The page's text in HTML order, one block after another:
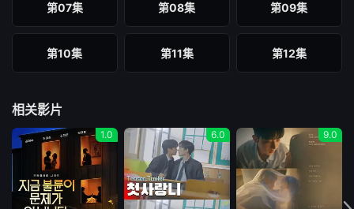
第07集 第08集 第09集
第10集 第11集 第12集
相关影片
1.0 6.0 9.0